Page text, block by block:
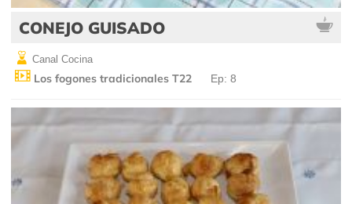
CONEJO GUISADO
Canal Cocina
Los fogones tradicionales T22 Ep: 8